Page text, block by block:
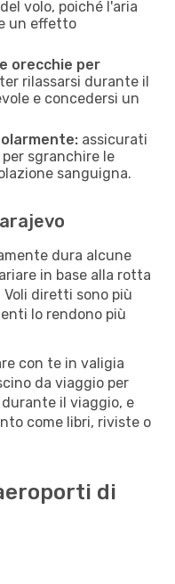
volo, poiché l'aria
un effetto
orecchie per
rilassarsi durante il
e concedersi un
assicurati
sgranchire le
sanguigna.
dura alcune
in base alla rotta
diretti sono più
lo rendono più
con te in valigia
da viaggio per
il viaggio, e
come libri, riviste o
di